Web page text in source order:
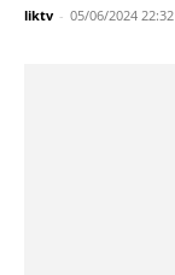
liktv - 05/06/2024 22:32